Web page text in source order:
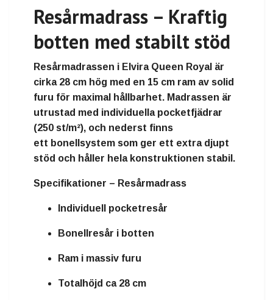
Resårmadrass – Kraftig
botten med stabilt stöd
Resårmadrassen i Elvira Queen Royal är
cirka 28 cm hög med en 15 cm ram av solid
furu för maximal hållbarhet. Madrassen är
utrustad med individuella pocketfjädrar
(250 st/m²), och nederst finns
ett bonellsystem som ger ett extra djupt
stöd och håller hela konstruktionen stabil.
Specifikationer – Resårmadrass
Individuell pocketresår
Bonellresår i botten
Ram i massiv furu
Totalhöjd ca 28 cm